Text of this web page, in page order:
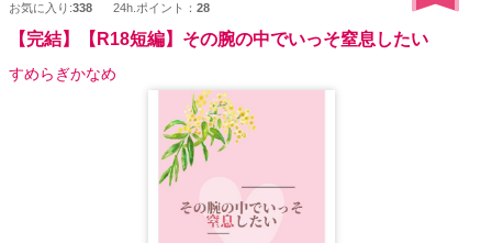
お気に入り:338 24h.ポイント： 28
【完結】【R18短編】その腕の中でいっそ窒息したい
すめらぎかなめ